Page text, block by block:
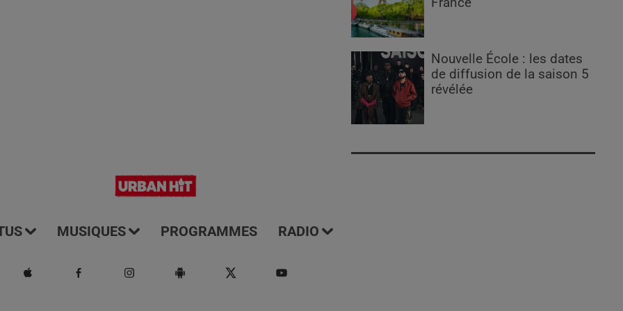
Nouvelle École : les dates
de diffusion de la saison 5
révélée
MUSIQUES PROGRAMMES RADIO